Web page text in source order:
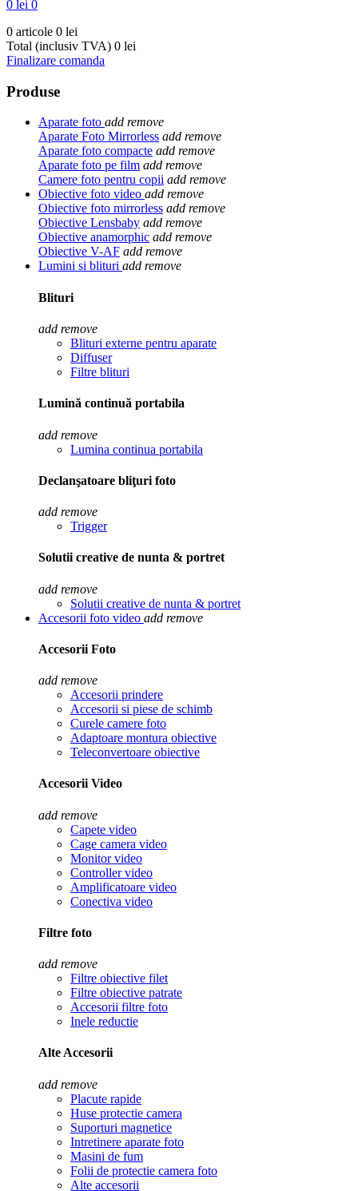
0 lei 0
0 articole 0 lei
Total (inclusiv TVA) 0 lei
Finalizare comanda
Produse
Aparate foto add remove
Aparate Foto Mirrorless add remove
Aparate foto compacte add remove
Aparate foto pe film add remove
Camere foto pentru copii add remove
Obiective foto video add remove
Obiective foto mirrorless add remove
Obiective Lensbaby add remove
Obiective anamorphic add remove
Obiective V-AF add remove
Lumini si blituri add remove
Blituri
add remove
Blituri externe pentru aparate
Diffuser
Filtre blituri
Lumină continuă portabila
add remove
Lumina continua portabila
Declanşatoare bliţuri foto
add remove
Trigger
Solutii creative de nunta & portret
add remove
Solutii creative de nunta & portret
Accesorii foto video add remove
Accesorii Foto
add remove
Accesorii prindere
Accesorii si piese de schimb
Curele camere foto
Adaptoare montura obiective
Teleconvertoare obiective
Accesorii Video
add remove
Capete video
Cage camera video
Monitor video
Controller video
Amplificatoare video
Conectiva video
Filtre foto
add remove
Filtre obiective filet
Filtre obiective patrate
Accesorii filtre foto
Inele reductie
Alte Accesorii
add remove
Placute rapide
Huse protectie camera
Suporturi magnetice
Intretinere aparate foto
Masini de fum
Folii de protectie camera foto
Alte accesorii